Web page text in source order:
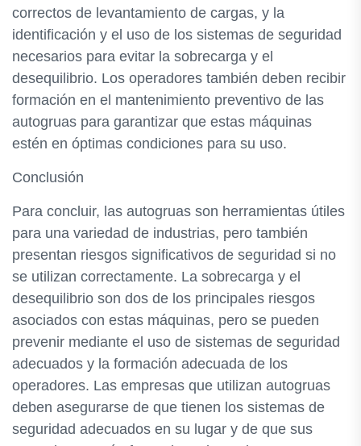
correctos de levantamiento de cargas, y la
identificación y el uso de los sistemas de seguridad
necesarios para evitar la sobrecarga y el
desequilibrio. Los operadores también deben recibir
formación en el mantenimiento preventivo de las
autogruas para garantizar que estas máquinas
estén en óptimas condiciones para su uso.
Conclusión
Para concluir, las autogruas son herramientas útiles
para una variedad de industrias, pero también
presentan riesgos significativos de seguridad si no
se utilizan correctamente. La sobrecarga y el
desequilibrio son dos de los principales riesgos
asociados con estas máquinas, pero se pueden
prevenir mediante el uso de sistemas de seguridad
adecuados y la formación adecuada de los
operadores. Las empresas que utilizan autogruas
deben asegurarse de que tienen los sistemas de
seguridad adecuados en su lugar y de que sus